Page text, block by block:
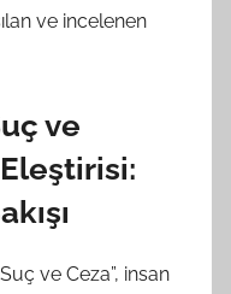
ve incelenen
ve
Eleştirisi:
ve Ceza”, insan